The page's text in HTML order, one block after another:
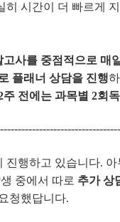
히 시간이 더 빠르게
고사를 중점적으로 매
플래너 상담을 진행
주 전에는 과목별 2회
진행하고 있습니다.
중에서 따로 추가 상
청했답니다.